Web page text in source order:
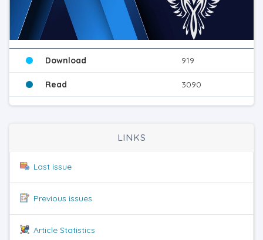
Download 919
Read 3090
LINKS
Last issue
Previous issues
Article Statistics